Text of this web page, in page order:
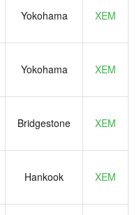
Yokohama XEM
Yokohama XEM
Bridgestone XEM
Hankook XEM